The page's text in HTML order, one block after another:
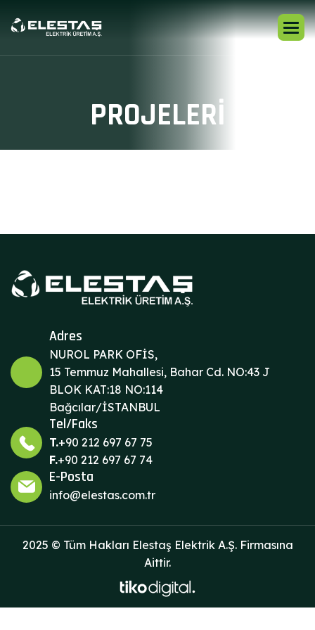
PROJELERI
Adres
NUROL PARK OFİS,
15 Temmuz Mahallesi, Bahar Cd. NO:43 J
BLOK KAT:18 NO:114
Bağcılar/İSTANBUL
Tel/Faks
T.+90 212 697 67 75
F.+90 212 697 67 74
E-Posta
info@elestas.com.tr
2025 © Tüm Hakları Elestaş Elektrik A.Ş. Firmasına
Aittir.